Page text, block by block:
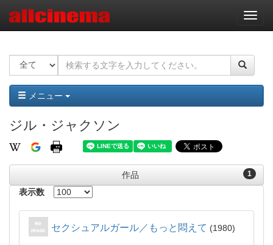
ナ
ビ
ー
ョ
ン
メニュー
ジル・ジャクソン
1
作品
表示数
セクシュアルガール／もっと悶えて 1980